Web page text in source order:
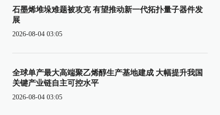
石墨烯堆垛难题被攻克 有望推动新一代拓扑量子器件发
展
2026-08-04 03:05
全球单产最大高端聚乙烯醇生产基地建成 大幅提升我国
关键产业链自主可控水平
2026-08-04 03:05